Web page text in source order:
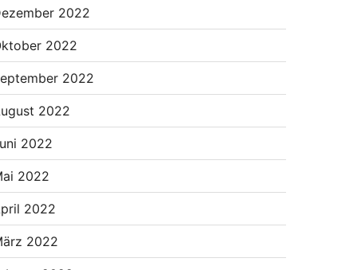
2022
2022
2022
2022
2022
2022
2022
2022